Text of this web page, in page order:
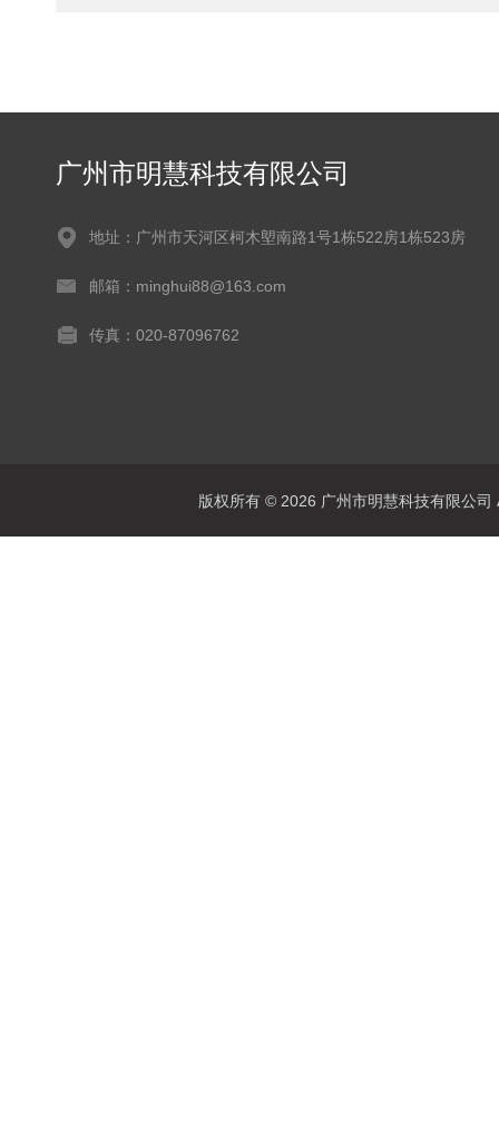
广州市明慧科技有限公司
地址：广州市天河区柯木塱南路1号1栋522房1栋523房
邮箱：minghui88@163.com
传真：020-87096762
版权所有 © 2026 广州市明慧科技有限